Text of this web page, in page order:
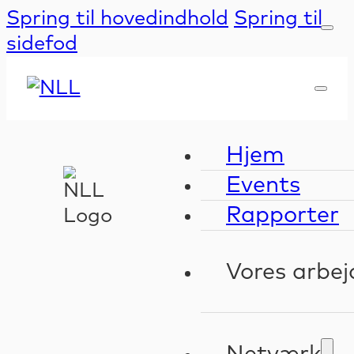
Spring til hovedindhold Spring til
sidefod
Hjem
Events
Rapporter
Vores